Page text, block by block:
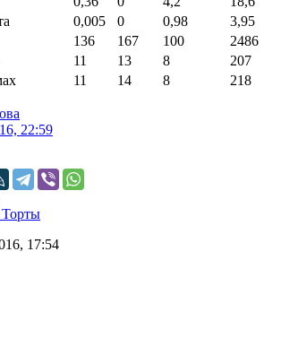
0,005 0 0,98
3,95
136 167 100
2486
11 13 8
207
11 14 8 218
22:59
Торты
17:54